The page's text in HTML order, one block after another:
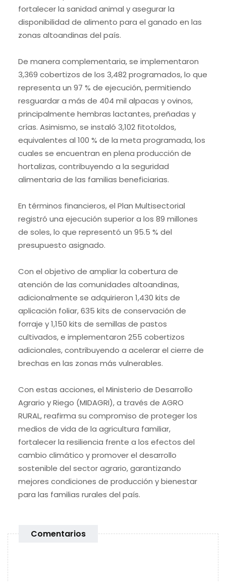
fortalecer la sanidad animal y asegurar la
disponibilidad de alimento para el ganado en las
zonas altoandinas del país.
De manera complementaria, se implementaron
3,369 cobertizos de los 3,482 programados, lo que
representa un 97 % de ejecución, permitiendo
resguardar a más de 404 mil alpacas y ovinos,
principalmente hembras lactantes, preñadas y
crías. Asimismo, se instaló 3,102 fitotoldos,
equivalentes al 100 % de la meta programada, los
cuales se encuentran en plena producción de
hortalizas, contribuyendo a la seguridad
alimentaria de las familias beneficiarias.
En términos financieros, el Plan Multisectorial
registró una ejecución superior a los 89 millones
de soles, lo que representó un 95.5 % del
presupuesto asignado.
Con el objetivo de ampliar la cobertura de
atención de las comunidades altoandinas,
adicionalmente se adquirieron 1,430 kits de
aplicación foliar, 635 kits de conservación de
forraje y 1,150 kits de semillas de pastos
cultivados, e implementaron 255 cobertizos
adicionales, contribuyendo a acelerar el cierre de
brechas en las zonas más vulnerables.
Con estas acciones, el Ministerio de Desarrollo
Agrario y Riego (MIDAGRI), a través de AGRO
RURAL, reafirma su compromiso de proteger los
medios de vida de la agricultura familiar,
fortalecer la resiliencia frente a los efectos del
cambio climático y promover el desarrollo
sostenible del sector agrario, garantizando
mejores condiciones de producción y bienestar
para las familias rurales del país.
Comentarios